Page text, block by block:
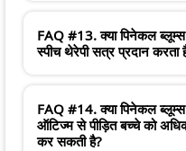
FAQ #13. क्या पिनेकल
स्पीच थेरेपी सत्र प्रदान करता
FAQ #14. क्या पिनेकल ब्लूम्स
ऑटिज्म से पीड़ित बच्चे को
कर सकती है?